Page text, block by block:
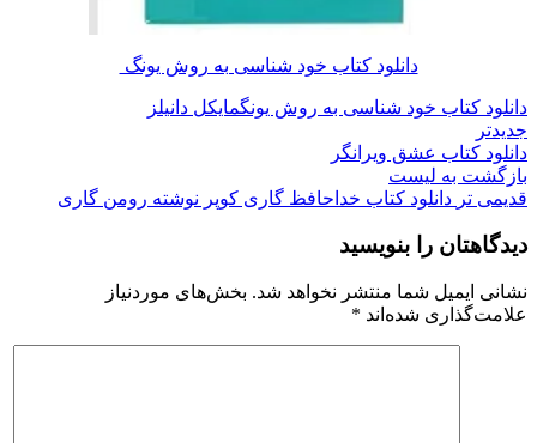
دانلود کتاب خود شناسی به روش یونگ
دانلود کتاب خود شناسی به روش یونگمایکل دانیلز
جدیدتر
دانلود کتاب عشق ویرانگر
بازگشت به لیست
قدیمی تر دانلود کتاب خداحافظ گاری کوپر نوشته رومن گاری
دیدگاهتان را بنویسید
نشانی ایمیل شما منتشر نخواهد شد. بخش‌های موردنیاز
علامت‌گذاری شده‌اند *